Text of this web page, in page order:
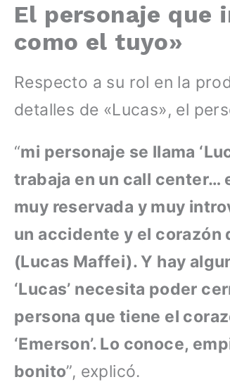
El personaje que
como el tuyo»
Respecto a su rol en la
detalles de «Lucas», el
“mi personaje se llama
trabaja en un call center…
muy reservada y muy
un accidente y el corazón
(Lucas Maffei). Y hay
‘Lucas’ necesita poder
persona que tiene el
‘Emerson’. Lo conoce,
bonito”, explicó.